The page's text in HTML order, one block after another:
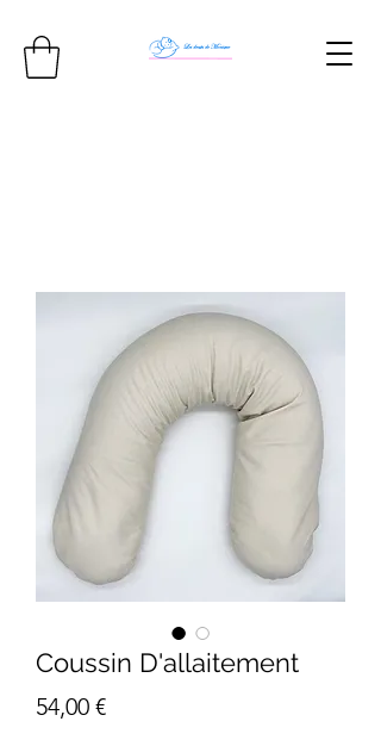
Coussin D'allaitement
54,00 €Prix